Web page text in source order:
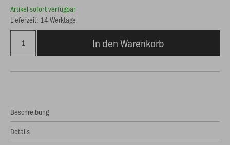
Artikel sofort verfügbar
Lieferzeit: 14 Werktage
In den Warenkorb
Beschreibung
Details